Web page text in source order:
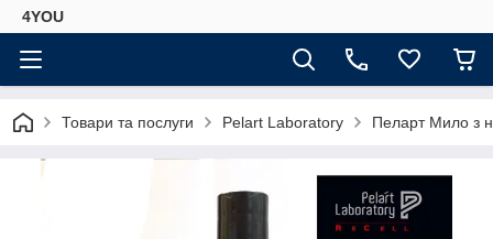
4YOU
Товари та послуги Pelart Laboratory Пеларт Мило з